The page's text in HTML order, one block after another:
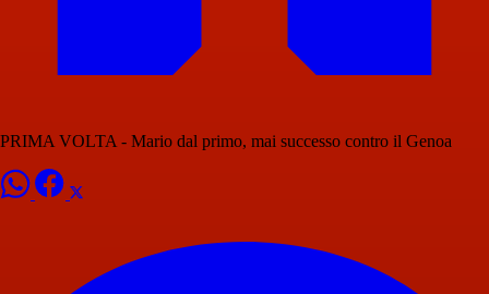
PRIMA VOLTA - Mario dal primo, mai successo contro il Genoa